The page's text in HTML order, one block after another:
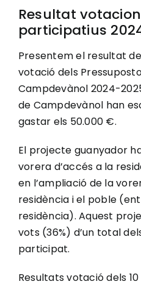
Resultat
participatius
Presentem el resultat
votació dels
Campdevànol 2024-
de Campdevànol han
gastar els 50.000 €.
El projecte guanyador
vorera d’accés a la
en l’ampliació de la
residència i el poble
residència). Aquest
vots (36%) d’un total
participat.
Resultats votació dels